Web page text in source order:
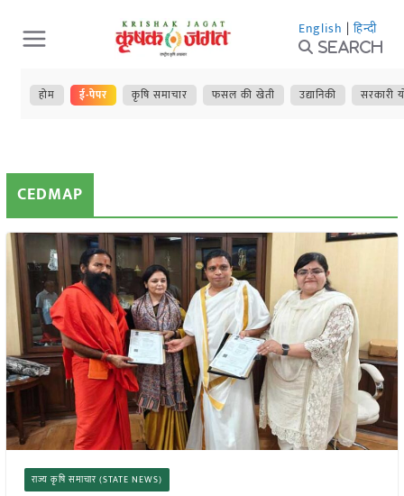
Skip
to
content
English | हिन्दी
Search
होम ई-पेपर कृषि समाचार फसल की खेती उद्यानिकी सरकारी
CEDMAP
राज्य कृषि समाचार (STATE NEWS)